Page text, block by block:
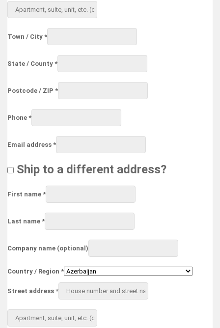
Apartment,
suite,
unit,
(optional)
Town / City *
State / County *
Postcode / ZIP *
Phone *
Email address *
Ship to a different address?
First name *
Last name *
Company name (optional)
Country / Region *
Street address *
Apartment,
suite,